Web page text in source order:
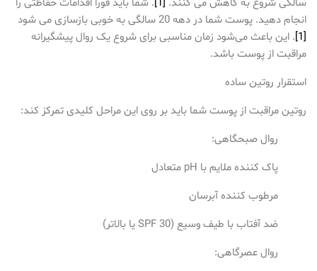
سالگی شروع به کاهش می کنند. [1]
. شما باید فوراً اقدامات حفاظتی را
انجام دهید. پوست شما در دهه 20 سالگی به خوبی بازسازی می شود
[1]
. این باعث می‌شود زمان مناسبی برای شروع یک روال پیشگیرانه
مراقبت از پوست باشد.
استقرار روتین ساده
روتین مراقبت از پوست شما باید بر روی این مراحل کلیدی تمرکز کند:
روال صبحگاهی:
پاک کننده ملایم با pH متعادل
مرطوب کننده آبرسان
ضد آفتاب با طیف وسیع (SPF 30 یا بالاتر)
روال عصرگاهی: